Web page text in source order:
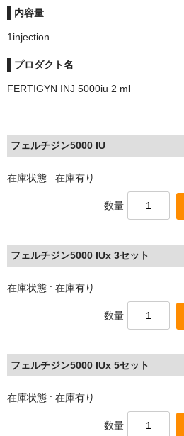
内容量
1injection
プロダクト名
FERTIGYN INJ 5000iu 2 ml
フェルチジン5000 IU
在庫状態 : 在庫有り
数量
フェルチジン5000 IUx 3セット
在庫状態 : 在庫有り
数量
フェルチジン5000 IUx 5セット
在庫状態 : 在庫有り
数量